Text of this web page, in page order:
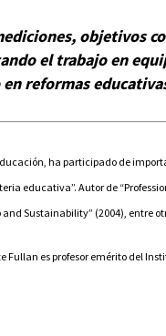
objetivos
el trabajo en
reformas
ha participado de
educativa”. Autor de
and Sustainability” (2004), entre
Fullan es profesor emérito del